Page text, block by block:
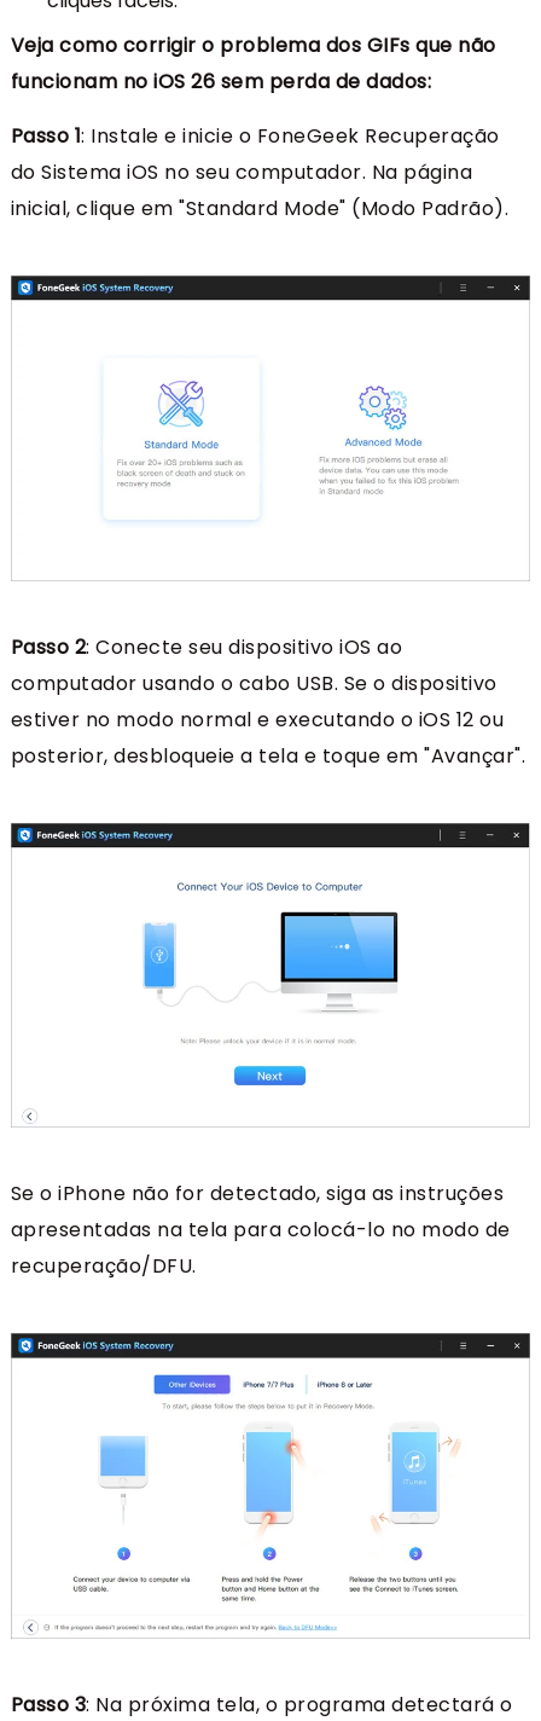
Veja como corrigir o problema dos GIFs que não
funcionam no iOS 26 sem perda de dados:
Passo 1: Instale e inicie o FoneGeek Recuperação
do Sistema iOS no seu computador. Na página
inicial, clique em "Standard Mode" (Modo Padrão).
Passo 2: Conecte seu dispositivo iOS ao
computador usando o cabo USB. Se o dispositivo
estiver no modo normal e executando o iOS 12 ou
posterior, desbloqueie a tela e toque em "Avançar".
Se o iPhone não for detectado, siga as instruções
apresentadas na tela para colocá-lo no modo de
recuperação/DFU.
Passo 3: Na próxima tela, o programa detectará o